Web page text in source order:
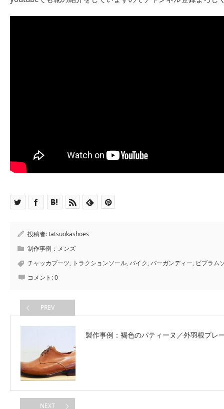
投稿者:tatsuokashoes
制作事例：メンズ
チャッカブーツ, トラクションソール,バイク,バーガンディー, ビブラム
コメント:0
PREV
製作事例：褐色のパティーヌ／外羽根プレ
NEXT